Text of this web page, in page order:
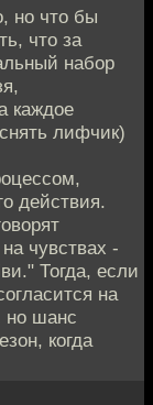
но что бы
что за
набор
каждое
лифчик)
действия.
чувствах -
Тогда, если
на
но шанс
когда